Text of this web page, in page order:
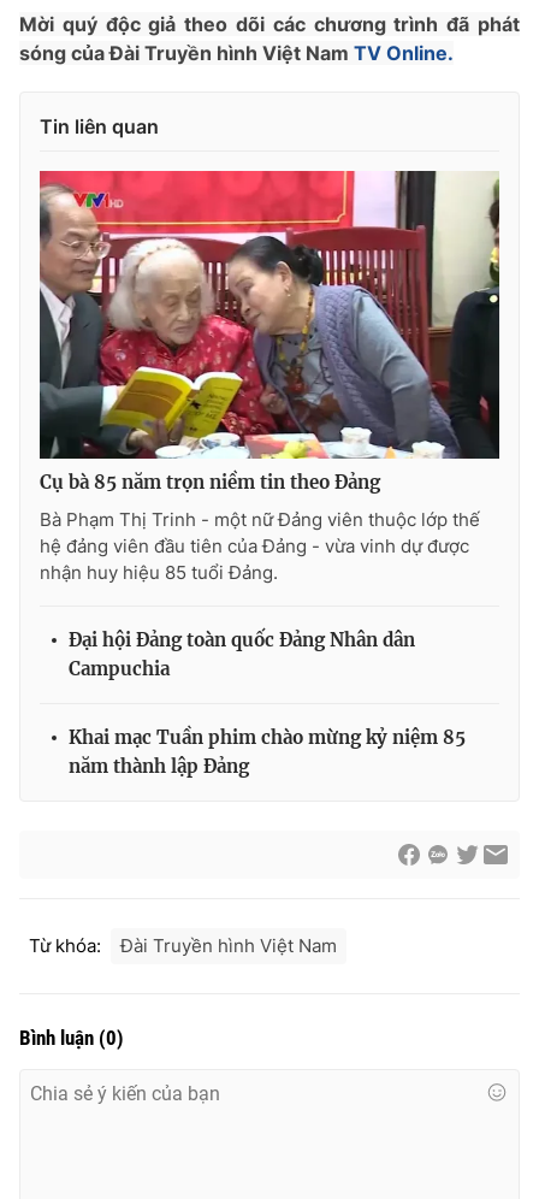
Giải sao mai
Chất lượng cuộc sống
Tuyển sinh
Công nghệ
Thị trường
Tư vấn
Giao lưu trực tuyến
Lịch phát sóng
Chuyên mục khác
Emagazine Podcast
Photo Infographic
Video Shorts video
VTV Money VTV Thể thao
Thị trường 24h
VTV4 Vươn mình bằng AI
Mời quý độc giả theo dõi các chương trình đã phát
sóng của Đài Truyền hình Việt Nam TV Online.
Tin liên quan
Cụ bà 85 năm trọn niềm tin theo Đảng
Bà Phạm Thị Trinh - một nữ Đảng viên thuộc lớp thế
hệ đảng viên đầu tiên của Đảng - vừa vinh dự được
nhận huy hiệu 85 tuổi Đảng.
Đại hội Đảng toàn quốc Đảng Nhân dân
Campuchia
Khai mạc Tuần phim chào mừng kỷ niệm 85
năm thành lập Đảng
Từ khóa: Đài Truyền hình Việt Nam
Bình luận (0)